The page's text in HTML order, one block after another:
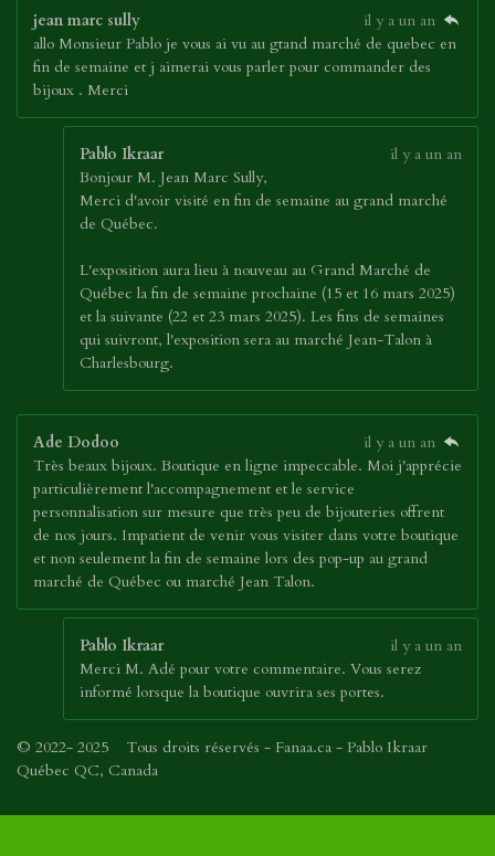
jean marc sully
il y a un an
allo Monsieur Pablo je vous ai vu au gtand marché de quebec en
fin de semaine et j aimerai vous parler pour commander des
bijoux . Merci
Pablo Ikraar
il y a un an
Bonjour M. Jean Marc Sully,
Merci d'avoir visité en fin de semaine au grand marché
de Québec.
L'exposition aura lieu à nouveau au Grand Marché de
Québec la fin de semaine prochaine (15 et 16 mars 2025)
et la suivante (22 et 23 mars 2025). Les fins de semaines
qui suivront, l'exposition sera au marché Jean-Talon à
Charlesbourg.
Ade Dodoo
il y a un an
Très beaux bijoux. Boutique en ligne impeccable. Moi j'apprécie
particulièrement l'accompagnement et le service
personnalisation sur mesure que très peu de bijouteries offrent
de nos jours. Impatient de venir vous visiter dans votre boutique
et non seulement la fin de semaine lors des pop-up au grand
marché de Québec ou marché Jean Talon.
Pablo Ikraar
il y a un an
Merci M. Adé pour votre commentaire. Vous serez
informé lorsque la boutique ouvrira ses portes.
© 2022- 2025 Tous droits réservés - Fanaa.ca - Pablo Ikraar
Québec QC, Canada